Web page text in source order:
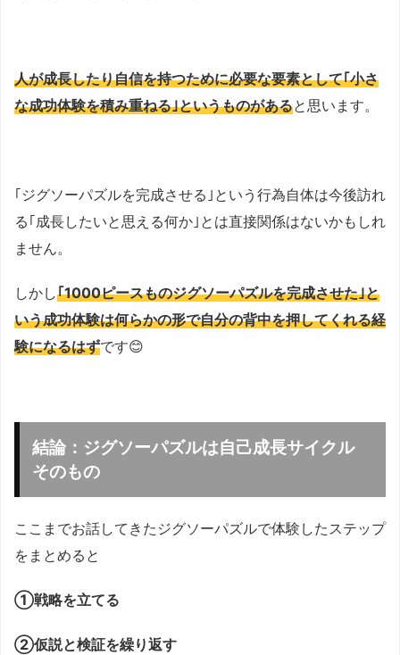
人が成長したり自信を持つために必要な要素として｢小さ
な成功体験を積み重ねる｣というものがあると思います。
｢ジグソーパズルを完成させる｣という行為自体は今後訪れ
る｢成長したいと思える何か｣とは直接関係はないかもしれ
ません。
しかし｢1000ピースものジグソーパズルを完成させた｣と
いう成功体験は何らかの形で自分の背中を押してくれる経
験になるはずです😊
結論：ジグソーパズルは自己成長サイクル
そのもの
ここまでお話してきたジグソーパズルで体験したステップ
をまとめると
①戦略を立てる
②仮説と検証を繰り返す